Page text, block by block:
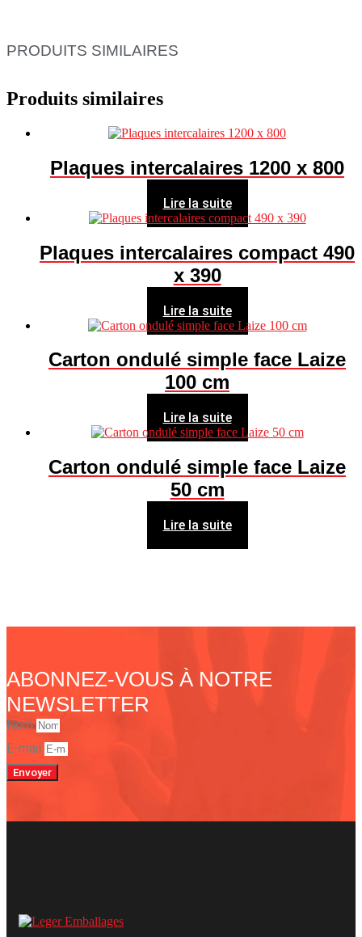
PRODUITS SIMILAIRES
Produits similaires
Plaques intercalaires 1200 x 800
Lire la suite
Plaques intercalaires compact 490
x 390
Lire la suite
Carton ondulé simple face Laize
100 cm
Lire la suite
Carton ondulé simple face Laize
50 cm
Lire la suite
ABONNEZ-VOUS À NOTRE
NEWSLETTER
Nom
E-mail
Envoyer